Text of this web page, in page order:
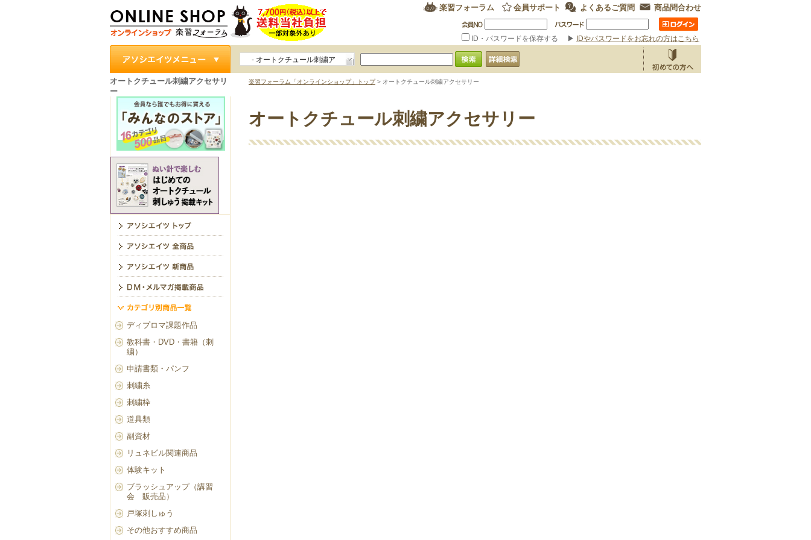
楽習フォーラム 会員サポート よくあるご質問 商品問合わせ
ID・パスワードを保存する ▶ IDやパスワードをお忘れの方はこちら
- オートクチュール刺繍ア
楽習フォーラム「オンラインショップ」トップ> オートクチュール刺繍アクセサリー
オートクチュール刺繍アクセサリー
オートクチュール刺繍アクセサリ
ー
ディプロマ課題作品
教科書・DVD・書籍（刺
繍）
申請書類・パンフ
刺繍糸
刺繍枠
道具類
副資材
リュネビル関連商品
体験キット
ブラッシュアップ（講習
会 販売品）
戸塚刺しゅう
その他おすすめ商品